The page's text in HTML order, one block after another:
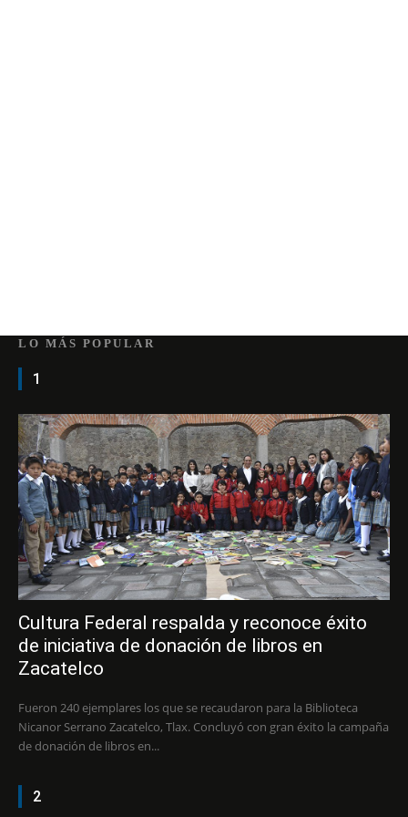
LO MÁS POPULAR
1
Cultura Federal respalda y reconoce éxito
de iniciativa de donación de libros en
Zacatelco
Fueron 240 ejemplares los que se recaudaron para la Biblioteca
Nicanor Serrano Zacatelco, Tlax. Concluyó con gran éxito la campaña
de donación de libros en...
2